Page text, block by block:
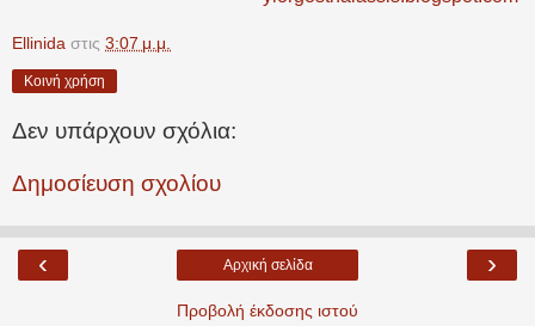
Ellinida στις 3:07 μ.μ.
Κοινή χρήση
Δεν υπάρχουν σχόλια:
Δημοσίευση σχολίου
‹ ›
Αρχική σελίδα
Προβολή έκδοσης ιστού